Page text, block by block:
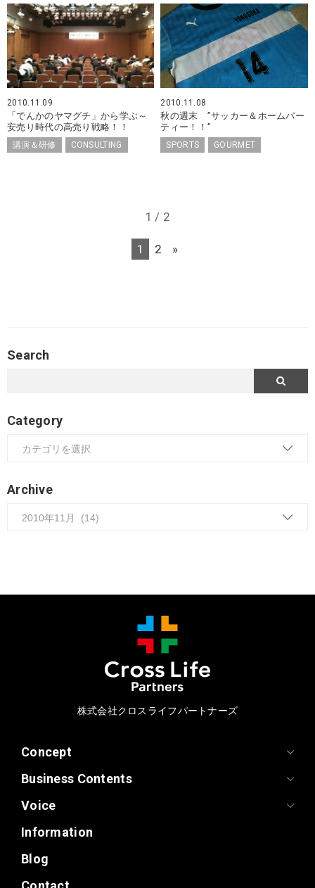
2010.11.09
「でんかのヤマグチ」から学ぶ～
安売り時代の高売り戦略！！
講演＆研修 CONSULTING
2010.11.08
秋の週末 ”サッカー＆ホームパー
ティー！！”
SPORTS GOURMET
1 / 2
1 2 »
Search
Category
Archive
株式会社クロスライフパートナーズ
Concept
Business Contents
Voice
Information
Blog